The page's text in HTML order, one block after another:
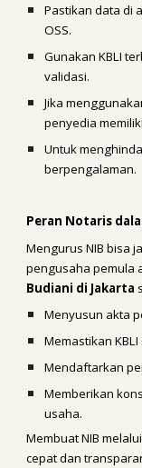
Pastikan data di
OSS.
Gunakan KBLI
validasi.
Jika
penyedia
Untuk
berpengalaman.
Peran Notaris
Mengurus NIB bisa
pengusaha pemula
Budiani di Jakarta
Menyusun akta
Memastikan
Mendaftarkan
Memberikan
usaha.
Membuat NIB
cepat dan